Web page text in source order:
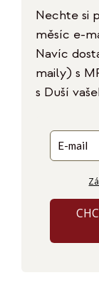
Nechte si
měsíc e-
Navíc
maily) s
s Duší